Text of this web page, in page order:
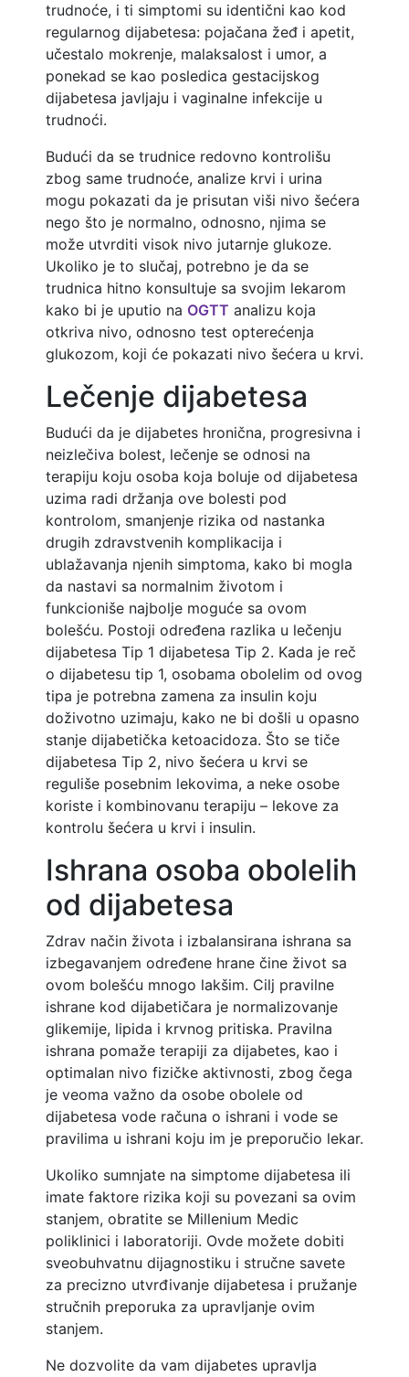
trudnoće, i ti simptomi su identični kao kod
regularnog dijabetesa: pojačana žeđ i apetit,
učestalo mokrenje, malaksalost i umor, a
ponekad se kao posledica gestacijskog
dijabetesa javljaju i vaginalne infekcije u
trudnoći.
Budući da se trudnice redovno kontrolišu
zbog same trudnoće, analize krvi i urina
mogu pokazati da je prisutan viši nivo šećera
nego što je normalno, odnosno, njima se
može utvrditi visok nivo jutarnje glukoze.
Ukoliko je to slučaj, potrebno je da se
trudnica hitno konsultuje sa svojim lekarom
kako bi je uputio na OGTT analizu koja
otkriva nivo, odnosno test opterećenja
glukozom, koji će pokazati nivo šećera u krvi.
Lečenje dijabetesa
Budući da je dijabetes hronična, progresivna i
neizlečiva bolest, lečenje se odnosi na
terapiju koju osoba koja boluje od dijabetesa
uzima radi držanja ove bolesti pod
kontrolom, smanjenje rizika od nastanka
drugih zdravstvenih komplikacija i
ublažavanja njenih simptoma, kako bi mogla
da nastavi sa normalnim životom i
funkcioniše najbolje moguće sa ovom
bolešću. Postoji određena razlika u lečenju
dijabetesa Tip 1 dijabetesa Tip 2. Kada je reč
o dijabetesu tip 1, osobama obolelim od ovog
tipa je potrebna zamena za insulin koju
doživotno uzimaju, kako ne bi došli u opasno
stanje dijabetička ketoacidoza. Što se tiče
dijabetesa Tip 2, nivo šećera u krvi se
reguliše posebnim lekovima, a neke osobe
koriste i kombinovanu terapiju – lekove za
kontrolu šećera u krvi i insulin.
Ishrana osoba obolelih
od dijabetesa
Zdrav način života i izbalansirana ishrana sa
izbegavanjem određene hrane čine život sa
ovom bolešću mnogo lakšim. Cilj pravilne
ishrane kod dijabetičara je normalizovanje
glikemije, lipida i krvnog pritiska. Pravilna
ishrana pomaže terapiji za dijabetes, kao i
optimalan nivo fizičke aktivnosti, zbog čega
je veoma važno da osobe obolele od
dijabetesa vode računa o ishrani i vode se
pravilima u ishrani koju im je preporučio lekar.
Ukoliko sumnjate na simptome dijabetesa ili
imate faktore rizika koji su povezani sa ovim
stanjem, obratite se Millenium Medic
poliklinici i laboratoriji. Ovde možete dobiti
sveobuhvatnu dijagnostiku i stručne savete
za precizno utvrđivanje dijabetesa i pružanje
stručnih preporuka za upravljanje ovim
stanjem.
Ne dozvolite da vam dijabetes upravlja